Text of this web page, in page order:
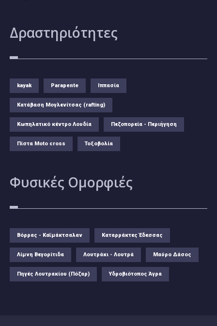
Δραστηριότητες
kayak Parapente Ιππασία
Κατάβαση Μογλενίτσας (rafting)
Κωπηλατικό κέντρο Λουδία Πεζοπορεία - Περιήγηση
Πίστα Moto cross Τοξοβολία
Φυσικές Ομορφιές
Βόρρας - Καϊμάκτσαλαν Καταρράκτες Έδεσσας
Λίμνη Βεγορίτιδα Λουτράκι - Λουτρά Μαύρο Δάσος
Πηγές Λουτρακίου (Πόζαρ) Υδροβιότοπος Άγρα